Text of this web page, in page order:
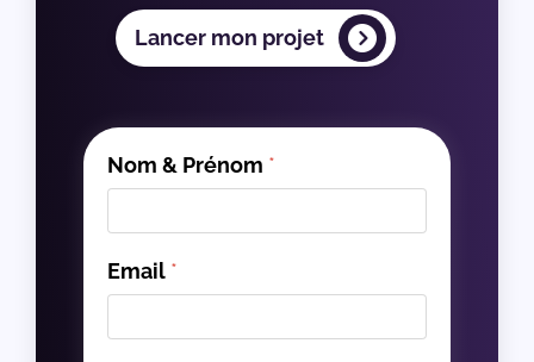
Lancer mon projet
Nom & Prénom *
Email *